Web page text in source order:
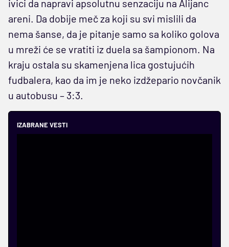
ivici da napravi apsolutnu senzaciju na Alijanc
areni. Da dobije meč za koji su svi mislili da
nema šanse, da je pitanje samo sa koliko golova
u mreži će se vratiti iz duela sa šampionom. Na
kraju ostala su skamenjena lica gostujućih
fudbalera, kao da im je neko izdžepario novčanik
u autobusu – 3:3.
IZABRANE VESTI